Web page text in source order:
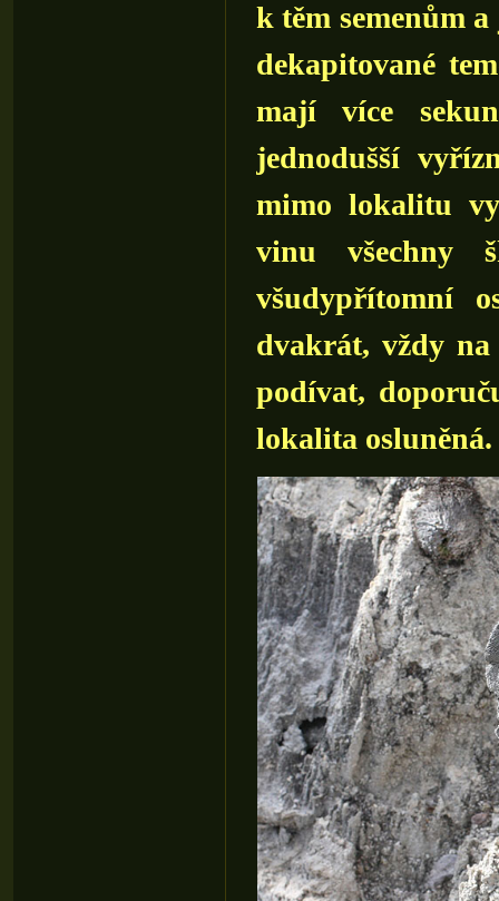
k těm semenům
dekapitované
mají více
jednodušší
mimo lokalitu
vinu všechny
všudypřítomní
dvakrát, vždy
podívat,
lokalita osluněná.